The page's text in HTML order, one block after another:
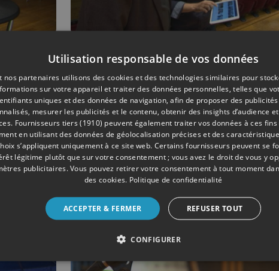
à
MUSIQUE
NomadPlay ou la
possibilité de jouer au
karaoké avec l'OPRL
Utilisation responsable de vos données
nos partenaires utilisons des cookies et des technologies similaires pour
sur votre appareil et traiter des données personnelles, telles que
uniques et des données de navigation, afin de proposer des
mesurer les publicités et le contenu, obtenir des insights d’audience
Fournisseurs tiers (1910) peuvent également traiter vos données à ces fins
en utilisant des données de géolocalisation précises et des
s’appliquent uniquement à ce site web. Certains fournisseurs peuvent se
légitime plutôt que sur votre consentement ; vous avez le droit de vous y
publicitaires. Vous pouvez retirer votre consentement à tout moment
des cookies. Politique de confidentialité
ACCEPTER & FERMER REFUSER TOUT
CONFIGURER